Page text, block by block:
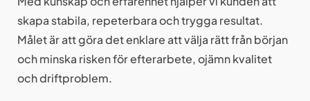
skapa stabila, repeterbara och trygga resultat.
Målet är att göra det enklare att välja rätt från början
och minska risken för efterarbete, ojämn kvalitet
och driftproblem.